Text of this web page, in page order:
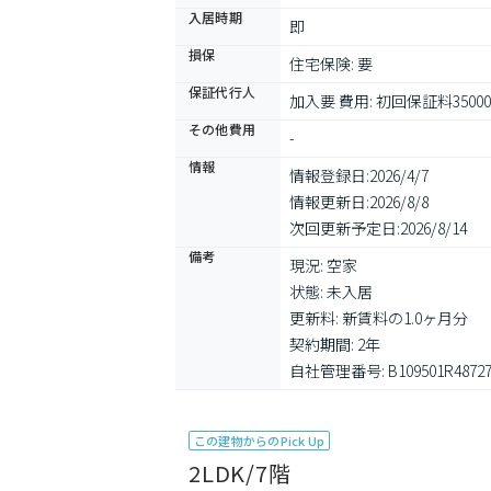
入居時期 即
損保 住宅保険: 要
保証代行人 加入要 費用: 初回保証料
その他費用 -
情報 情報登録日:2026/4/7
情報更新日:2026/8/8
次回更新予定日:2026/8/14
備考
現況: 空家
状態: 未入居
更新料: 新賃料の1.0ヶ月分
契約期間: 2年
自社管理番号:
この建物からのPick Up
2LDK/7階